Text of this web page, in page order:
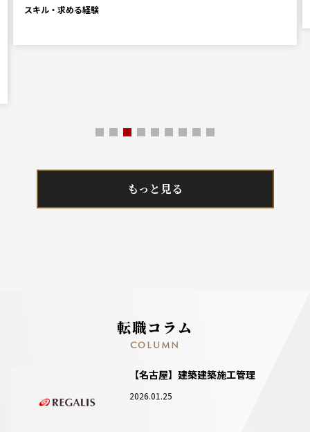
スキル・求める経験
もっと見る
転職コラム
COLUMN
【名古屋】建築建築施工管理
2026.01.25